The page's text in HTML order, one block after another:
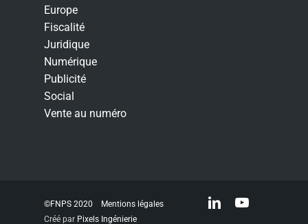
Europe
Fiscalité
Juridique
Numérique
Publicité
Social
Vente au numéro
©FNPS 2020
Mentions légales
Créé par Pixels Ingénierie
linkedinyoutube